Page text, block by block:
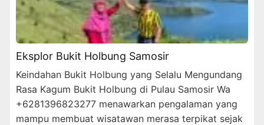
Eksplor Bukit Holbung Samosir
Keindahan Bukit Holbung yang Selalu Mengundang
Rasa Kagum Bukit Holbung di Pulau Samosir Wa
+6281396823277 menawarkan pengalaman yang
mampu membuat wisatawan merasa terpikat sejak